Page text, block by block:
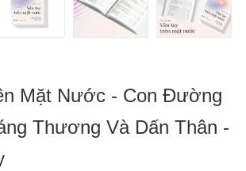
Mặt Nước - Con Đường
Thương Và Dấn Thân -